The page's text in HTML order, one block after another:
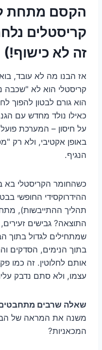
הקסם מתחת
קריסטלים
זה לא כישוף!)
אז הבנו מה לא עובד,
קריסטלי הוא לא "שכבה
הוא גורם לבטון להפוך
כאילו נולד מחדש עם
על חיסון – המערכת
באופן אקטיבי, ולא רק
הנגיף.
כשהחומר הקריסטלי בא
ההידרוקסידי החופשי
תהליך ההתייבשות),
התוצאה? גבישים
שמתחילים לגדול בתוך
בתוך הנימים, הסדקים
אותם לחלוטין. זה כמו
עצמו, ולא סתם נדבק
שאלה שרבים
משנה את המראה של
המכאניות?